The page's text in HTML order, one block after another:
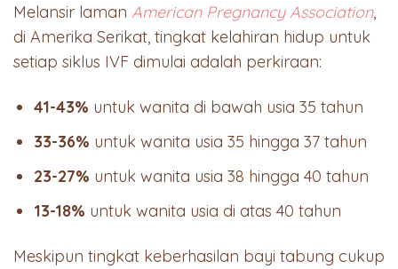
Melansir laman American Pregnancy Association,
di Amerika Serikat, tingkat kelahiran hidup untuk
setiap siklus IVF dimulai adalah perkiraan:
41-43% untuk wanita di bawah usia 35 tahun
33-36% untuk wanita usia 35 hingga 37 tahun
23-27% untuk wanita usia 38 hingga 40 tahun
13-18% untuk wanita usia di atas 40 tahun
Meskipun tingkat keberhasilan bayi tabung cukup